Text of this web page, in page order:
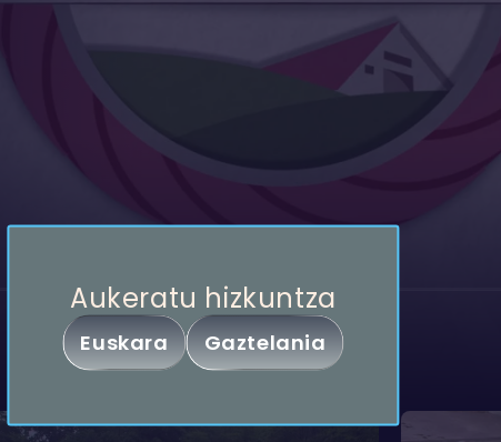
Aukeratu hizkuntza
Euskara Gaztelania
Baserria
Kopiatu esteka